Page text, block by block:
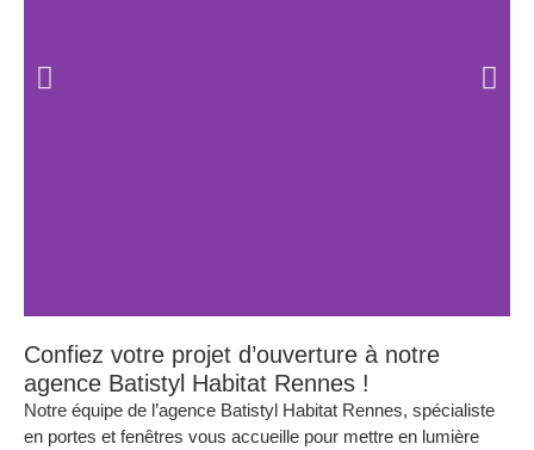
Confiez votre projet d’ouverture à notre
agence Batistyl Habitat Rennes !
Notre équipe de l’agence Batistyl Habitat Rennes, spécialiste
en portes et fenêtres vous accueille pour mettre en lumière